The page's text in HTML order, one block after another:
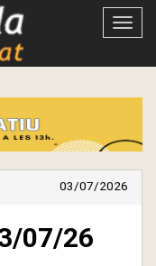
Obrir
03/07/2026
07/26